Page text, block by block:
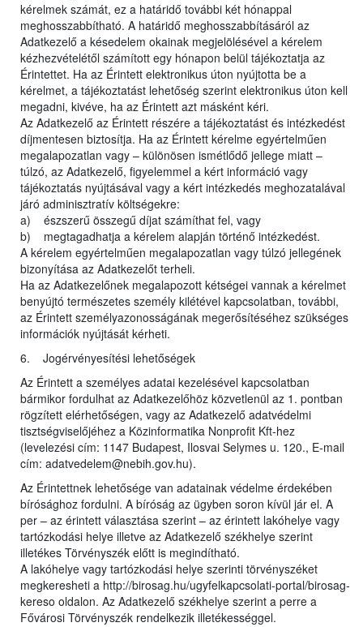
kérelmek számát, ez a határidő további két hónappal
meghosszabbítható. A határidő meghosszabbításáról az
Adatkezelő a késedelem okainak megjelölésével a kérelem
kézhezvételétől számított egy hónapon belül tájékoztatja az
Érintettet. Ha az Érintett elektronikus úton nyújtotta be a
kérelmet, a tájékoztatást lehetőség szerint elektronikus úton kell
megadni, kivéve, ha az Érintett azt másként kéri.
Az Adatkezelő az Érintett részére a tájékoztatást és intézkedést
díjmentesen biztosítja. Ha az Érintett kérelme egyértelműen
megalapozatlan vagy – különösen ismétlődő jellege miatt –
túlzó, az Adatkezelő, figyelemmel a kért információ vagy
tájékoztatás nyújtásával vagy a kért intézkedés meghozatalával
járó adminisztratív költségekre:
a) észszerű összegű díjat számíthat fel, vagy
b) megtagadhatja a kérelem alapján történő intézkedést.
A kérelem egyértelműen megalapozatlan vagy túlzó jellegének
bizonyítása az Adatkezelőt terheli.
Ha az Adatkezelőnek megalapozott kétségei vannak a kérelmet
benyújtó természetes személy kilétével kapcsolatban, további,
az Érintett személyazonosságának megerősítéséhez szükséges
információk nyújtását kérheti.
6. Jogérvényesítési lehetőségek
Az Érintett a személyes adatai kezelésével kapcsolatban
bármikor fordulhat az Adatkezelőhöz közvetlenül az 1. pontban
rögzített elérhetőségen, vagy az Adatkezelő adatvédelmi
tisztségviselőjéhez a Közinformatika Nonprofit Kft-hez
(levelezési cím: 1147 Budapest, Ilosvai Selymes u. 120., E-mail
cím: adatvedelem@nebih.gov.hu).
Az Érintettnek lehetősége van adatainak védelme érdekében
bírósághoz fordulni. A bíróság az ügyben soron kívül jár el. A
per – az érintett választása szerint – az érintett lakóhelye vagy
tartózkodási helye illetve az Adatkezelő székhelye szerint
illetékes Törvényszék előtt is megindítható.
A lakóhelye vagy tartózkodási helye szerinti törvényszéket
megkeresheti a http://birosag.hu/ugyfelkapcsolati-portal/birosag-
kereso oldalon. Az Adatkezelő székhelye szerint a perre a
Fővárosi Törvényszék rendelkezik illetékességgel.